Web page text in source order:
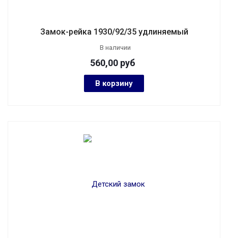
Замок-рейка 1930/92/35 удлиняемый
В наличии
560,00 руб
В корзину